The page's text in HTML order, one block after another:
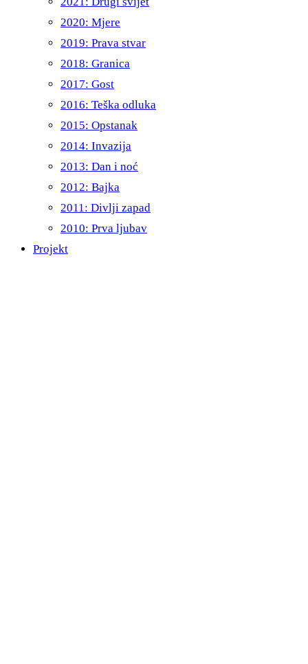
2020: Mjere
2019: Prava stvar
2018: Granica
2017: Gost
2016: Teška odluka
2015: Opstanak
2014: Invazija
2013: Dan i noć
2012: Bajka
2011: Divlji zapad
2010: Prva ljubav
Projekt